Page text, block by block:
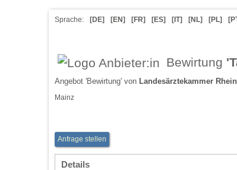
Sprache: [DE] [EN] [FR] [ES] [IT] [NL] [PL]
Bewirtung
Angebot 'Bewirtung' von Landesärztekammer
Mainz
Anfrage stellen
Details